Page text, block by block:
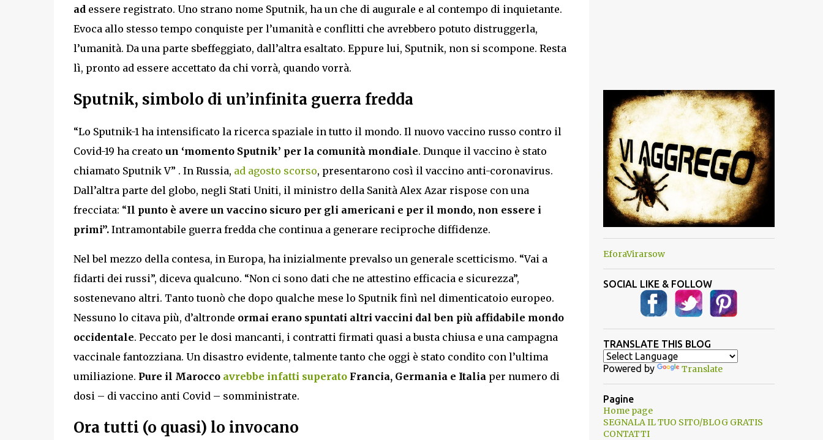
adessere registrato. Uno strano nome Sputnik, ha un che di augurale e al contempo di inquietante.
Evoca allo stesso tempo conquiste per l’umanità e conflitti che avrebbero potuto distruggerla,
l’umanità. Da una parte sbeffeggiato, dall’altra esaltato. Eppure lui, Sputnik, non si scompone. Resta
lì, pronto ad essere accettato da chi vorrà, quando vorrà.
Sputnik, simbolo di un’infinita guerra fredda
“Lo Sputnik-1 ha intensificato la ricerca spaziale in tutto il mondo. Il nuovo vaccino russo contro il
Covid-19 ha creato un ‘momento Sputnik’ per la comunità mondiale. Dunque il vaccino è stato
chiamato Sputnik V” . In Russia, ad agosto scorso, presentarono così il vaccino anti-coronavirus.
Dall’altra parte del globo, negli Stati Uniti, il ministro della Sanità Alex Azar rispose con una
frecciata: “Il punto è avere un vaccino sicuro per gli americani e per il mondo, non essere i
primi”. Intramontabile guerra fredda che continua a generare reciproche diffidenze.
Nel bel mezzo della contesa, in Europa, ha inizialmente prevalso un generale scetticismo. “Vai a
fidarti dei russi”, diceva qualcuno. “Non ci sono dati che ne attestino efficacia e sicurezza”,
sostenevano altri. Tanto tuonò che dopo qualche mese lo Sputnik finì nel dimenticatoio europeo.
Nessuno lo citava più, d’altronde ormai erano spuntati altri vaccini dal ben più affidabile mondo
occidentale. Peccato per le dosi mancanti, i contratti firmati quasi a busta chiusa e una campagna
vaccinale fantozziana. Un disastro evidente, talmente tanto che oggi è stato condito con l’ultima
umiliazione. Pure il Marocco avrebbe infatti superatoFrancia, Germania e Italia per numero di
dosi – di vaccino anti Covid – somministrate.
Ora tutti (o quasi) lo invocano
EforaVirarsow
SOCIAL LIKE & FOLLOW
TRANSLATE THIS BLOG
Powered by Translate
Pagine
Home page
SEGNALA IL TUO SITO/BLOG GRATIS
CONTATTI